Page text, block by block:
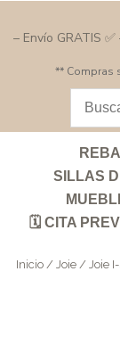
– Envío GRATIS
** Compras
SILLAS
🗓️ CITA
Inicio / Joie / Joie